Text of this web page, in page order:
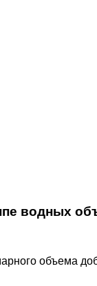
водных
объема